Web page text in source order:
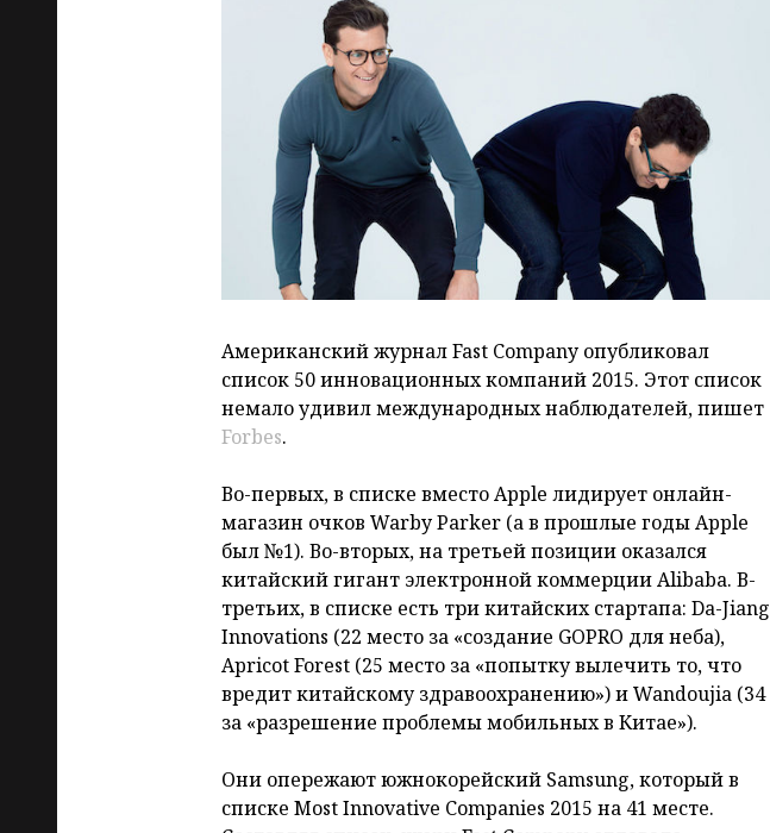
P
Американский журнал Fast Company опубликовал
список 50 инновационных компаний 2015. Этот список
немало удивил международных наблюдателей, пишет
Forbes.
Во-первых, в списке вместо Apple лидирует онлайн-
магазин очков Warby Parker (а в прошлые годы Apple
был №1). Во-вторых, на третьей позиции оказался
китайский гигант электронной коммерции Alibaba. В-
третьих, в списке есть три китайских стартапа: Da-Jiang
Innovations (22 место за «создание GOPRO для неба),
Apricot Forest (25 место за «попытку вылечить то, что
вредит китайскому здравоохранению») и Wandoujia (34
за «разрешение проблемы мобильных в Китае»).
Они опережают южнокорейский Samsung, который в
списке Most Innovative Companies 2015 на 41 месте.